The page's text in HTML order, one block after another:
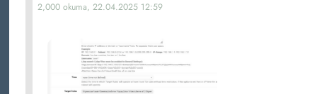
2,000 okuma, 22.04.2025 12:59